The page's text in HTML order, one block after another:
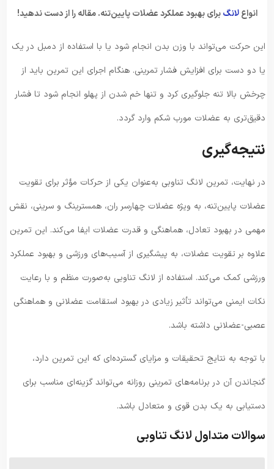
انواعلانگبرای بهبود عملکرد عضلات پایین‌تنه. مقاله را از دست ندهید!
این حرکت می‌تواند با وزن بدن انجام شود یا با استفاده از دمبل در یک
یا دو دست برای افزایش فشار تمرینی. هنگام اجرای این تمرین باید از
چرخش بالا تنه جلوگیری کرد و تنها خم شدن از پهلو انجام شود تا فشار
دقیق‌تری به عضلات مورب شکم وارد گردد.
نتیجه‌گیری
در نهایت، تمرین لانگ تناوبی به‌عنوان یکی از حرکات مؤثر برای تقویت
عضلات پایین‌تنه، به ویژه عضلات چهارسر ران، همسترینگ و سرینی، نقش
مهمی در بهبود تعادل، هماهنگی و قدرت عضلات ایفا می‌کند. این تمرین
علاوه بر تقویت عضلات، به پیشگیری از آسیب‌های ورزشی و بهبود عملکرد
ورزشی کمک می‌کند. استفاده از لانگ تناوبی به‌صورت منظم و با رعایت
نکات ایمنی می‌تواند تأثیر زیادی در بهبود استقامت عضلانی و هماهنگی
عصبی-عضلانی داشته باشد.
با توجه به نتایج تحقیقات و مزایای گسترده‌ای که این تمرین دارد،
گنجاندن آن در برنامه‌های تمرینی روزانه می‌تواند گزینه‌ای مناسب برای
دستیابی به یک بدن قوی و متعادل باشد.
سوالات متداول لانگ تناوبی